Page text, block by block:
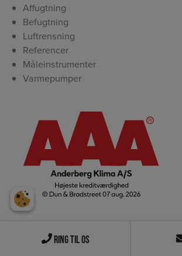
Affugtning
Befugtning
Luftrensning
Referencer
Måleinstrumenter
Varmepumper
Ring til os